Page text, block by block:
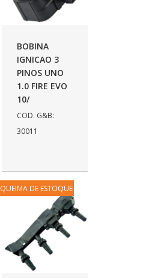
BOBINA
IGNICAO 3
PINOS UNO
1.0 FIRE EVO
10/
COD. G&B:
30011
QUEIMA DE ESTOQUE